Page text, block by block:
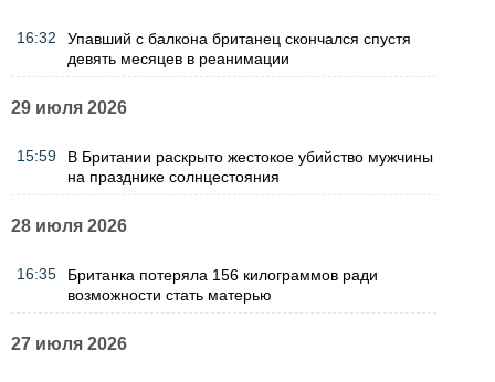
16:32
Упавший с балкона британец скончался спустя
девять месяцев в реанимации
29 июля 2026
15:59
В Британии раскрыто жестокое убийство мужчины
на празднике солнцестояния
28 июля 2026
16:35
Британка потеряла 156 килограммов ради
возможности стать матерью
27 июля 2026